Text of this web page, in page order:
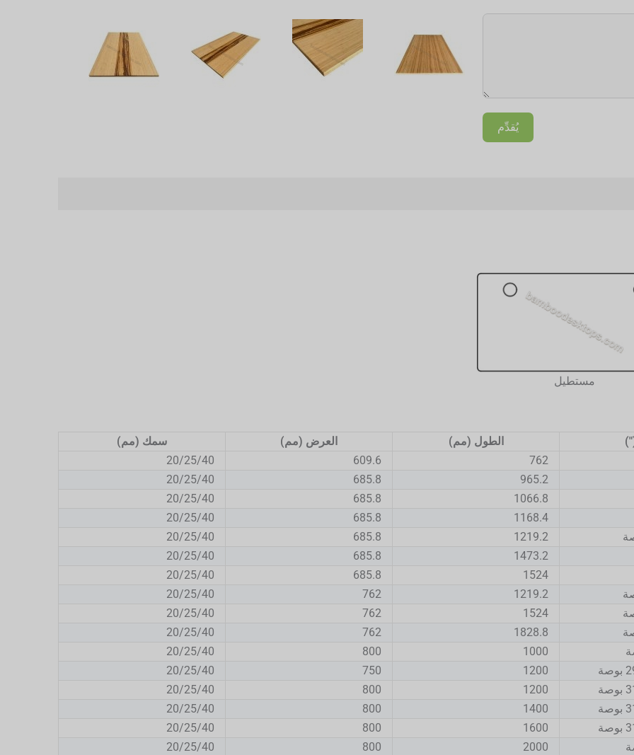
يُقدِّم
مستطيل
الطول (مم) العرض (مم)
سمك (مم)
762
609.6
20/25/40
965.2
685.8
20/25/40
1066.8
685.8
20/25/40
1168.4
685.8
20/25/40
1219.2
685.8
20/25/40
1473.2
685.8
20/25/40
1524
685.8
20/25/40
1219.2
762
20/25/40
1524
762
20/25/40
1828.8
762
20/25/40
1000
800
20/25/40
1200
750
20/25/40
1200
800
20/25/40
1400
800
20/25/40
1600
800
20/25/40
2000
800
20/25/40